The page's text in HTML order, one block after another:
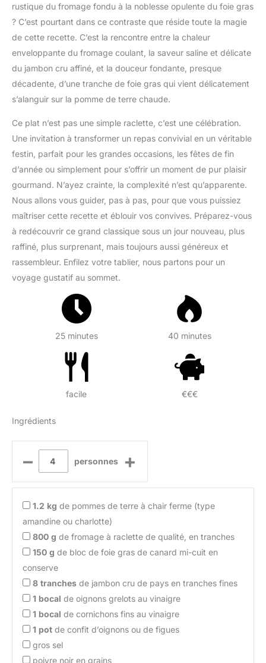
rustique du fromage fondu à la noblesse opulente du foie gras
? C’est pourtant dans ce contraste que réside toute la magie
de cette recette. C’est la rencontre entre la chaleur
enveloppante du fromage coulant, la saveur saline et délicate
du jambon cru affiné, et la douceur fondante, presque
décadente, d’une tranche de foie gras qui vient délicatement
s’alanguir sur la pomme de terre chaude.
Ce plat n’est pas une simple raclette, c’est une célébration.
Une invitation à transformer un repas convivial en un véritable
festin, parfait pour les grandes occasions, les fêtes de fin
d’année ou simplement pour s’offrir un moment de pur plaisir
gourmand. N’ayez crainte, la complexité n’est qu’apparente.
Nous allons vous guider, pas à pas, pour que vous puissiez
maîtriser cette recette et éblouir vos convives. Préparez-vous
à redécouvrir ce grand classique sous un jour nouveau, plus
raffiné, plus surprenant, mais toujours aussi généreux et
rassembleur. Enfilez votre tablier, nous partons pour un
voyage gustatif au sommet.
25 minutes 40 minutes
facile €€€
Ingrédients
– personnes +
1.2 kg de pommes de terre à chair ferme (type
amandine ou charlotte)
800 g de fromage à raclette de qualité, en tranches
150 g de bloc de foie gras de canard mi-cuit en
conserve
8 tranches de jambon cru de pays en tranches fines
1 bocal de oignons grelots au vinaigre
1 bocal de cornichons fins au vinaigre
1 pot de confit d’oignons ou de figues
gros sel
poivre noir en grains